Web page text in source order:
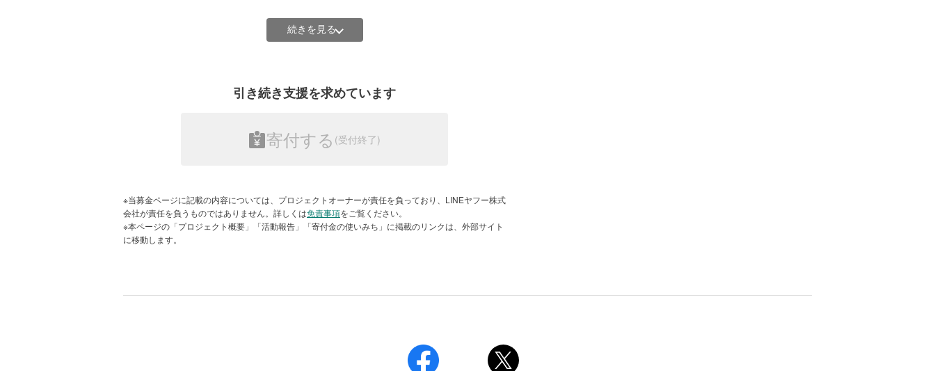
皆さまからのご支援は、現地のニーズに合わせて災害支援のノウハウ提供、
す。
1．専門スタッフ派遣
町野町で運営を続ける「まちのの湯」。日々多くの方が汗を流しています（撮影：2024
人。2024年5月30日のオープン以降、豪雨による中断期間もありましたが、
これまでに延べ約15,000人にご利用いただきました。
PBVは引き続き、現地に寄り添った支援を継続していきます。
続きを見る
引き続き支援を求めています
寄付する
※当募金ページに記載の内容については、プロジェクトオーナーが責任を負っており、LINEヤフー株式
会社が責任を負うものではありません。詳しくは免責事項をご覧ください。
※本ページの「プロジェクト概要」「活動報告」「寄付金の使いみち」に掲載のリンクは、外部サイト
に移動します。